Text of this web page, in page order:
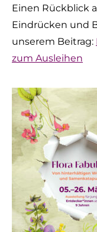
Einen Rückblick
Eindrücken und
unserem Beitrag:
zum Ausleihen